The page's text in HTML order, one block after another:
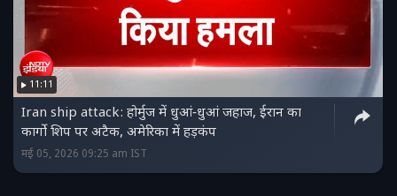
11:11
Iran ship attack: होर्मुज में धुआं‑धुआं जहाज, ईरान का
कार्गो शिप पर अटैक, अमेरिका में हड़कंप
मई 05, 2026 09:25 am IST